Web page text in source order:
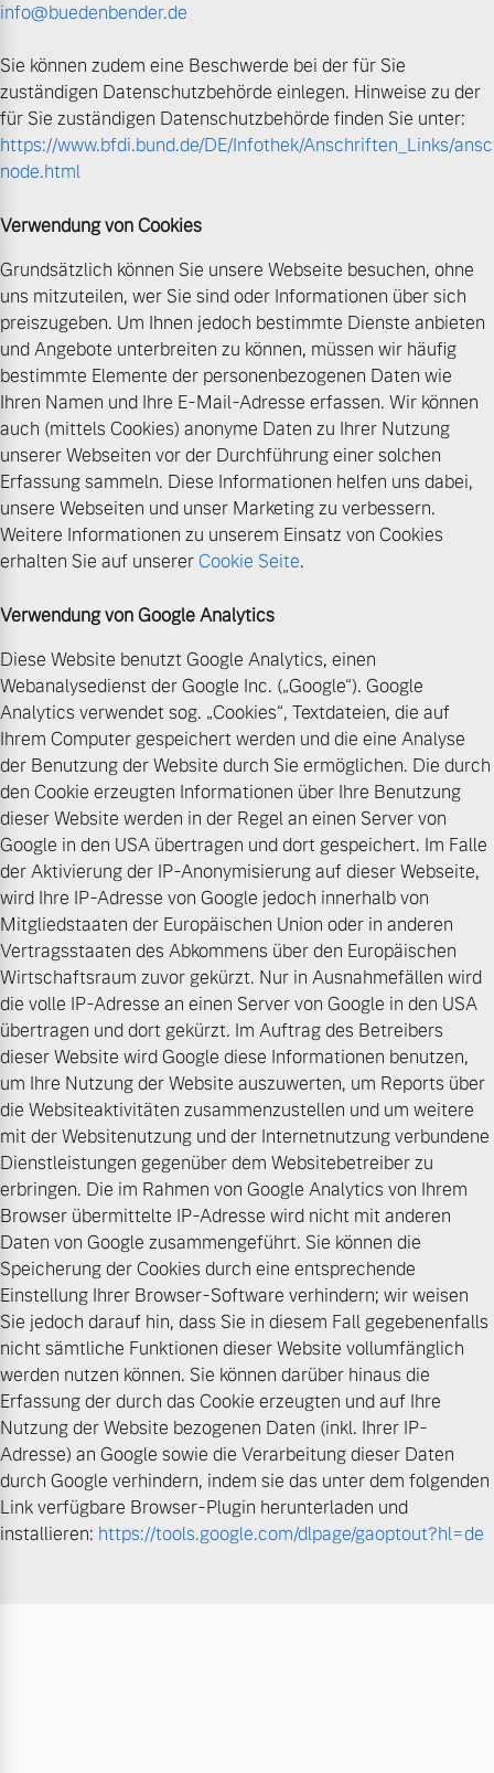
info@buedenbender.de
Sie können zudem eine Beschwerde bei der für Sie
zuständigen Datenschutzbehörde einlegen. Hinweise zu der
für Sie zuständigen Datenschutzbehörde finden Sie unter:
https://www.bfdi.bund.de/DE/Infothek/Anschriften_Links/
node.html
Verwendung von Cookies
Grundsätzlich können Sie unsere Webseite besuchen, ohne
uns mitzuteilen, wer Sie sind oder Informationen über sich
preiszugeben. Um Ihnen jedoch bestimmte Dienste anbieten
und Angebote unterbreiten zu können, müssen wir häufig
bestimmte Elemente der personenbezogenen Daten wie
Ihren Namen und Ihre E-Mail-Adresse erfassen. Wir können
auch (mittels Cookies) anonyme Daten zu Ihrer Nutzung
unserer Webseiten vor der Durchführung einer solchen
Erfassung sammeln. Diese Informationen helfen uns dabei,
unsere Webseiten und unser Marketing zu verbessern.
Weitere Informationen zu unserem Einsatz von Cookies
erhalten Sie auf unsererCookie Seite.
Verwendung von Google Analytics
Diese Website benutzt Google Analytics, einen
Webanalysedienst der Google Inc. („Google“). Google
Analytics verwendet sog. „Cookies“, Textdateien, die auf
Ihrem Computer gespeichert werden und die eine Analyse
der Benutzung der Website durch Sie ermöglichen. Die durch
den Cookie erzeugten Informationen über Ihre Benutzung
dieser Website werden in der Regel an einen Server von
Google in den USA übertragen und dort gespeichert. Im Falle
der Aktivierung der IP-Anonymisierung auf dieser Webseite,
wird Ihre IP-Adresse von Google jedoch innerhalb von
Mitgliedstaaten der Europäischen Union oder in anderen
Vertragsstaaten des Abkommens über den Europäischen
Wirtschaftsraum zuvor gekürzt. Nur in Ausnahmefällen wird
die volle IP-Adresse an einen Server von Google in den USA
übertragen und dort gekürzt. Im Auftrag des Betreibers
dieser Website wird Google diese Informationen benutzen,
um Ihre Nutzung der Website auszuwerten, um Reports über
die Websiteaktivitäten zusammenzustellen und um weitere
mit der Websitenutzung und der Internetnutzung verbundene
Dienstleistungen gegenüber dem Websitebetreiber zu
erbringen. Die im Rahmen von Google Analytics von Ihrem
Browser übermittelte IP-Adresse wird nicht mit anderen
Daten von Google zusammengeführt. Sie können die
Speicherung der Cookies durch eine entsprechende
Einstellung Ihrer Browser-Software verhindern; wir weisen
Sie jedoch darauf hin, dass Sie in diesem Fall gegebenenfalls
nicht sämtliche Funktionen dieser Website vollumfänglich
werden nutzen können. Sie können darüber hinaus die
Erfassung der durch das Cookie erzeugten und auf Ihre
Nutzung der Website bezogenen Daten (inkl. Ihrer IP-
Adresse) an Google sowie die Verarbeitung dieser Daten
durch Google verhindern, indem sie das unter dem folgenden
Link verfügbare Browser-Plugin herunterladen und
installieren: https://tools.google.com/dlpage/gaoptout?hl=de